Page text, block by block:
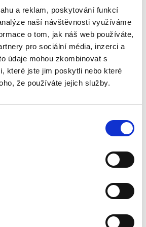
a reklam, poskytování funkcí
naší návštěvnosti využíváme
o tom, jak náš web používáte,
pro sociální média, inzerci a
údaje mohou zkombinovat s
které jste jim poskytli nebo které
že používáte jejich služby.
608 733 604